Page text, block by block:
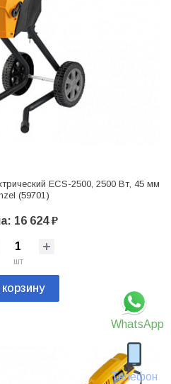
WhatsApp
Телефон
ECS-2500, 2500 Вт, 45 мм
(59701)
16 624 ₽
шт
корзину